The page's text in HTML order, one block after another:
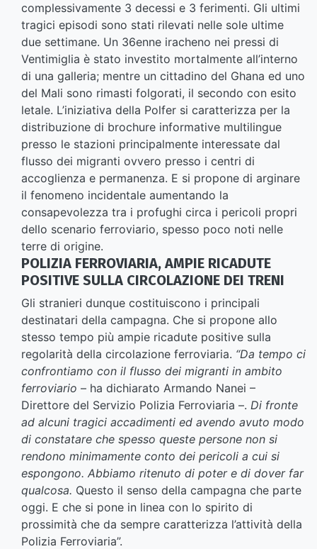
complessivamente 3 decessi e 3 ferimenti. Gli ultimi
tragici episodi sono stati rilevati nelle sole ultime
due settimane. Un 36enne iracheno nei pressi di
Ventimiglia è stato investito mortalmente all’interno
di una galleria; mentre un cittadino del Ghana ed uno
del Mali sono rimasti folgorati, il secondo con esito
letale. L’iniziativa della Polfer si caratterizza per la
distribuzione di brochure informative multilingue
presso le stazioni principalmente interessate dal
flusso dei migranti ovvero presso i centri di
accoglienza e permanenza. E si propone di arginare
il fenomeno incidentale aumentando la
consapevolezza tra i profughi circa i pericoli propri
dello scenario ferroviario, spesso poco noti nelle
terre di origine.
POLIZIA FERROVIARIA, AMPIE RICADUTE
POSITIVE SULLA CIRCOLAZIONE DEI TRENI
Gli stranieri dunque costituiscono i principali
destinatari della campagna. Che si propone allo
stesso tempo più ampie ricadute positive sulla
regolarità della circolazione ferroviaria. “Da tempo ci
confrontiamo con il flusso dei migranti in ambito
ferroviario – ha dichiarato Armando Nanei –
Direttore del Servizio Polizia Ferroviaria –. Di fronte
ad alcuni tragici accadimenti ed avendo avuto modo
di constatare che spesso queste persone non si
rendono minimamente conto dei pericoli a cui si
espongono. Abbiamo ritenuto di poter e di dover far
qualcosa. Questo il senso della campagna che parte
oggi. E che si pone in linea con lo spirito di
prossimità che da sempre caratterizza l’attività della
Polizia Ferroviaria”.